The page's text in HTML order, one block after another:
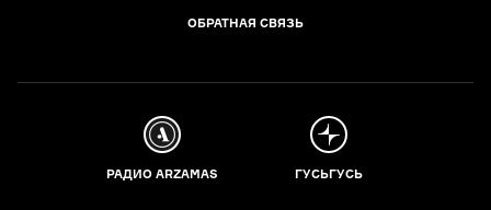
ОБРАТНАЯ СВЯЗЬ
РАДИО ARZAMAS ГУСЬГУСЬ